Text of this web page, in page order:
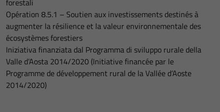
forestali
Opération 8.5.1 – Soutien aux investissements destinés à
augmenter la résilience et la valeur environnementale des
écosystèmes forestiers
Iniziativa finanziata dal Programma di sviluppo rurale della
Valle d’Aosta 2014/2020 (Initiative financée par le
Programme de développement rural de la Vallée d’Aoste
2014/2020)